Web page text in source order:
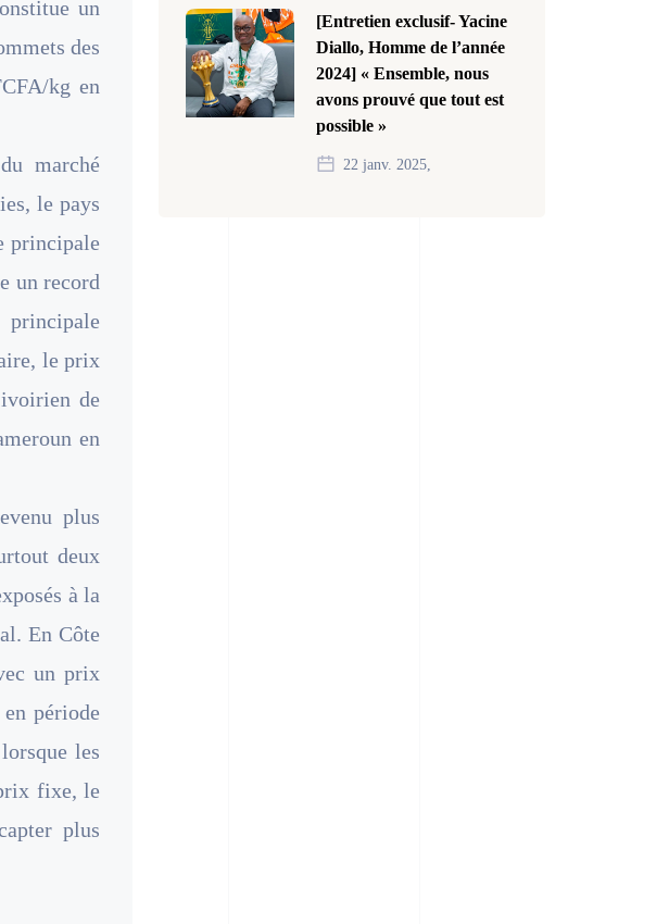
un
des
kg en
marché
le pays
principale
un record
le prix
de
en
plus
deux
à la
En Côte
un prix
période
les
fixe, le
plus
[Entretien exclusif- Yacine
Diallo, Homme de l’année
2024] « Ensemble, nous
avons prouvé que tout est
possible »
22 janv. 2025,